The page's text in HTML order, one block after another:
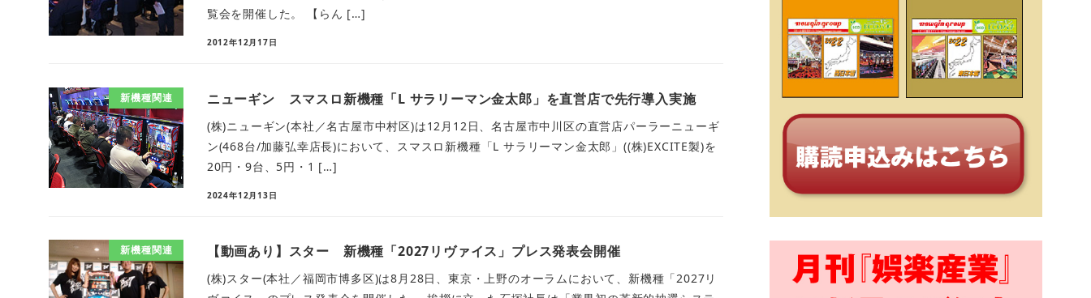
覧会を開催した。 【らん […]
2012年12月17日
新機種関連 ニューギン スマスロ新機種「L サラリーマン金太郎」を直営店で先行導入実施
(株)ニューギン(本社／名古屋市中村区)は12月12日、名古屋市中川区の直営店パーラーニューギ
ン(468台/加藤弘幸店長)において、スマスロ新機種「L サラリーマン金太郎」((株)EXCITE製)を
20円・9台、5円・1 […]
2024年12月13日
新機種関連 【動画あり】スター 新機種「2027リヴァイス」プレス発表会開催
(株)スター(本社／福岡市博多区)は8月28日、東京・上野のオーラムにおいて、新機種「2027リ